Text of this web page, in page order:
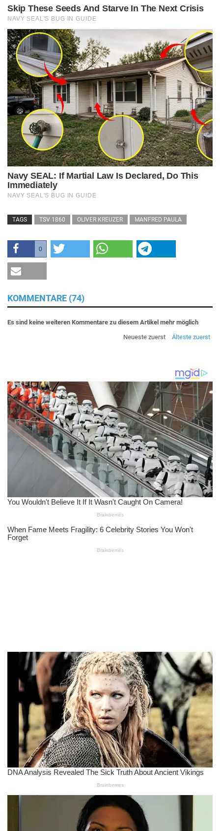
TAGS TSV 1860 OLIVER KREUZER MANFRED PAULA
0
KOMMENTARE (74)
Es sind keine weiteren Kommentare zu diesem Artikel mehr möglich
Neueste zuerst
Älteste zuerst